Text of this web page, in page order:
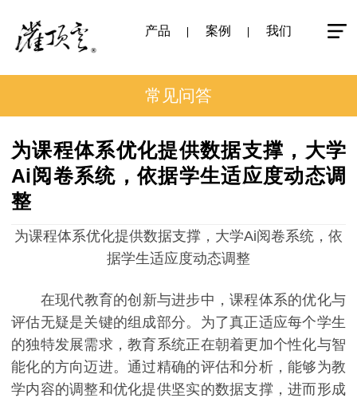
产品 案例 我们
常见问答
为课程体系优化提供数据支撑，大学
Ai阅卷系统，依据学生适应度动态调
整
为课程体系优化提供数据支撑，大学Ai阅卷系统，依
据学生适应度动态调整
在现代教育的创新与进步中，课程体系的优化与
评估无疑是关键的组成部分。为了真正适应每个学生
的独特发展需求，教育系统正在朝着更加个性化与智
能化的方向迈进。通过精确的评估和分析，能够为教
学内容的调整和优化提供坚实的数据支撑，进而形成